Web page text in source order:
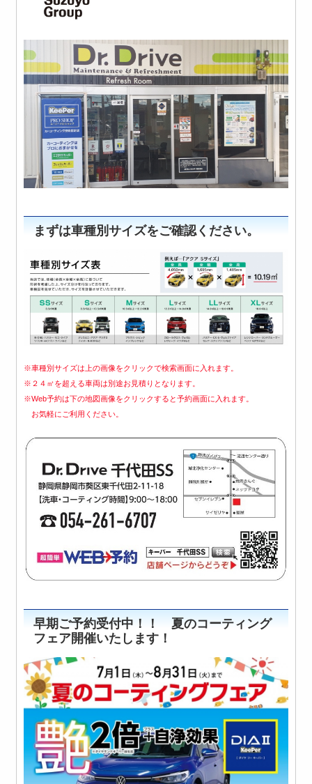
まずは車種別サイズをご確認ください。
※車種別サイズは上の画像をクリックで検索画面に入れます。
※２４㎥を超える車両は別途お見積りとなります。
※Web予約は下の地図画像をクリックすると予約画面に入れます。
お気軽にご利用ください。
早期ご予約受付中！！ 夏のコーティング
フェア開催いたします！